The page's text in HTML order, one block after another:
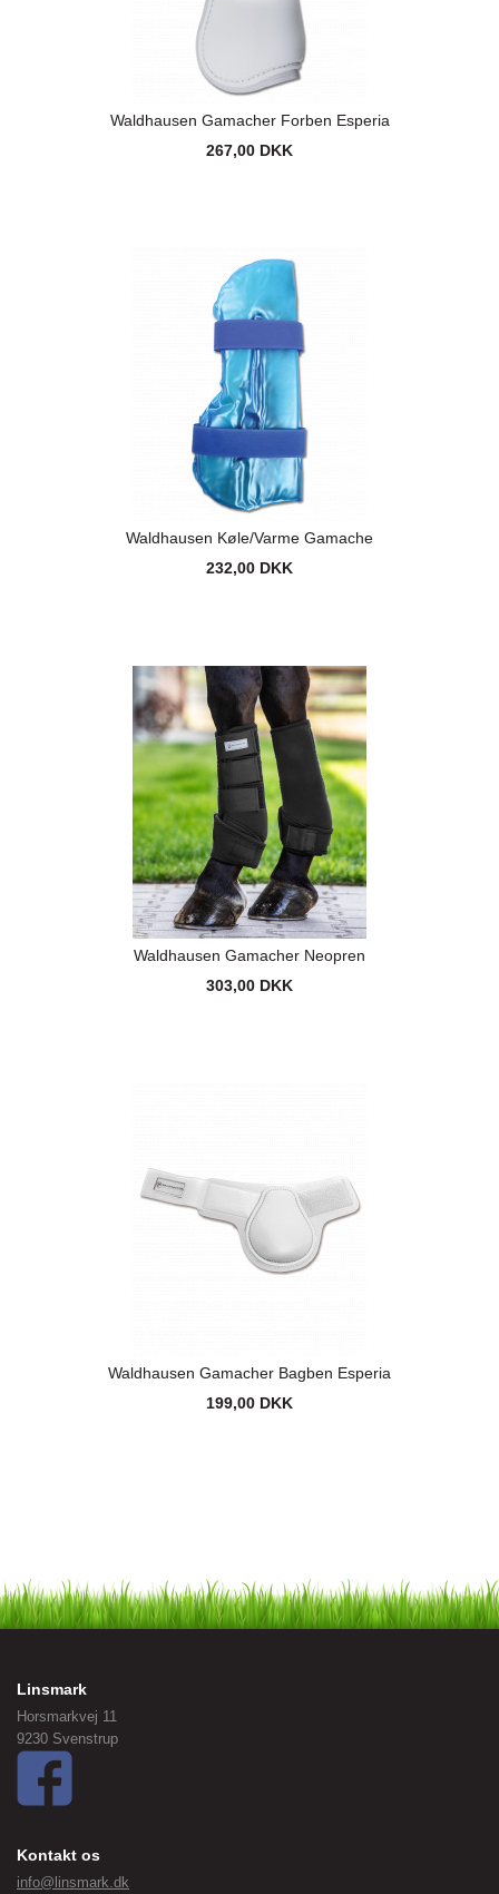
Waldhausen Gamacher Forben Esperia
267,00 DKK
Waldhausen Køle/Varme Gamache
232,00 DKK
Waldhausen Gamacher Neopren
303,00 DKK
Waldhausen Gamacher Bagben Esperia
199,00 DKK
Linsmark
Horsmarkvej 11
9230 Svenstrup
Kontakt os
info@linsmark.dk